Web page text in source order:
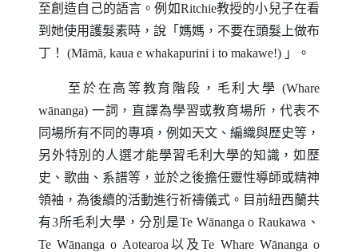
至創造自己的語言。例如Ritchie教授的小兒子在看
到她使用護髮素時，說「媽媽，不要在頭髮上做布
丁！ (Māmā, kaua e whakapurini i to makawe!) 」。
至於在高等教育階段，毛利大學 (Whare
wānanga) 一詞，直譯為學習或教育場所，代表不
同場所有不同的專項，例如天文、編織與歷史等，
另外特別的人選才能學習毛利大學的知識，如歷
史、歌曲、系譜等，並於之後擔任靈性導師或精神
領袖，為後續的活動進行祈禱儀式。目前紐西蘭共
有3所毛利大學，分別是Te Wānanga o Raukawa 、
Te Wānanga o Aotearoa 以及Te Whare Wānanga o